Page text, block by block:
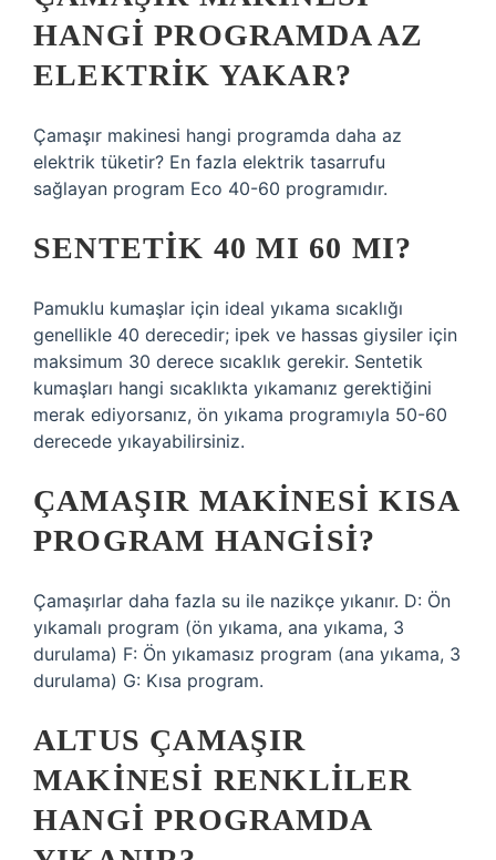
HANGI PROGRAMDA AZ
ELEKTRIK YAKAR?
Çamaşır makinesi hangi programda daha az
elektrik tüketir? En fazla elektrik tasarrufu
sağlayan program Eco 40-60 programıdır.
SENTETIK 40 MI 60 MI?
Pamuklu kumaşlar için ideal yıkama sıcaklığı
genellikle 40 derecedir; ipek ve hassas giysiler için
maksimum 30 derece sıcaklık gerekir. Sentetik
kumaşları hangi sıcaklıkta yıkamanız gerektiğini
merak ediyorsanız, ön yıkama programıyla 50-60
derecede yıkayabilirsiniz.
ÇAMAŞIR MAKINESI KISA
PROGRAM HANGISI?
Çamaşırlar daha fazla su ile nazikçe yıkanır. D: Ön
yıkamalı program (ön yıkama, ana yıkama, 3
durulama) F: Ön yıkamasız program (ana yıkama, 3
durulama) G: Kısa program.
ALTUS ÇAMAŞIR
MAKINESI RENKLILER
HANGI PROGRAMDA